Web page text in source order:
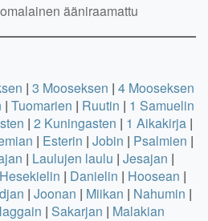
ääniraamattu
| 3 Mooseksen | 4 Mooseksen
| Tuomarien | Ruutin | 1 Samuelin
| 2 Kuningasten | 1 Aikakirja |
| Esterin | Jobin | Psalmien |
| Laulujen laulu | Jesajan |
Hesekielin | Danielin | Hoosean |
| Joonan | Miikan | Nahumin |
| Sakarjan | Malakian